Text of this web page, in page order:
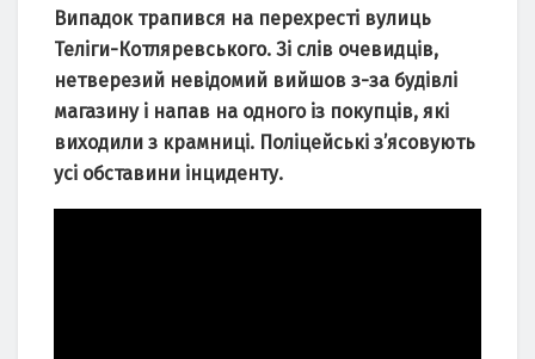
Випадок трапився на перехресті вулиць
Теліги-Котляревського. Зі слів очевидців,
нетверезий невідомий вийшов з-за будівлі
магазину і напав на одного із покупців, які
виходили з крамниці. Поліцейські з’ясовують
усі обставини інциденту.